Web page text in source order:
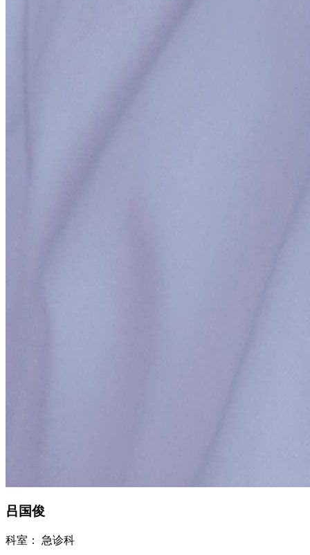
吕国俊
科室： 急诊科